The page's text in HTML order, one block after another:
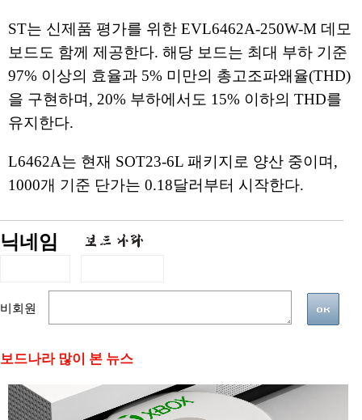
ST는 신제품 평가를 위한 EVL6462A-250W-M 데모
보드도 함께 제공한다. 해당 보드는 최대 부하 기준
97% 이상의 효율과 5% 미만의 총고조파왜율(THD)
을 구현하며, 20% 부하에서도 15% 이하의 THD를
유지한다.
L6462A는 현재 SOT23-6L 패키지로 양산 중이며,
1000개 기준 단가는 0.18달러부터 시작한다.
닉네임
비회원
보드나라 많이 본 뉴스